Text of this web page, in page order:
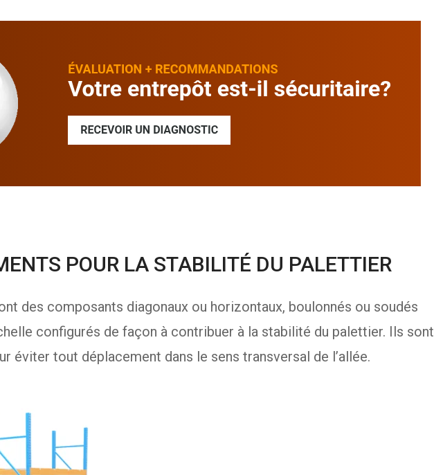
POUR LA STABILITÉ DU PALETTIER
des composants diagonaux ou horizontaux, boulonnés ou soudés
configurés de façon à contribuer à la stabilité du palettier. Ils sont
éviter tout déplacement dans le sens transversal de l’allée.